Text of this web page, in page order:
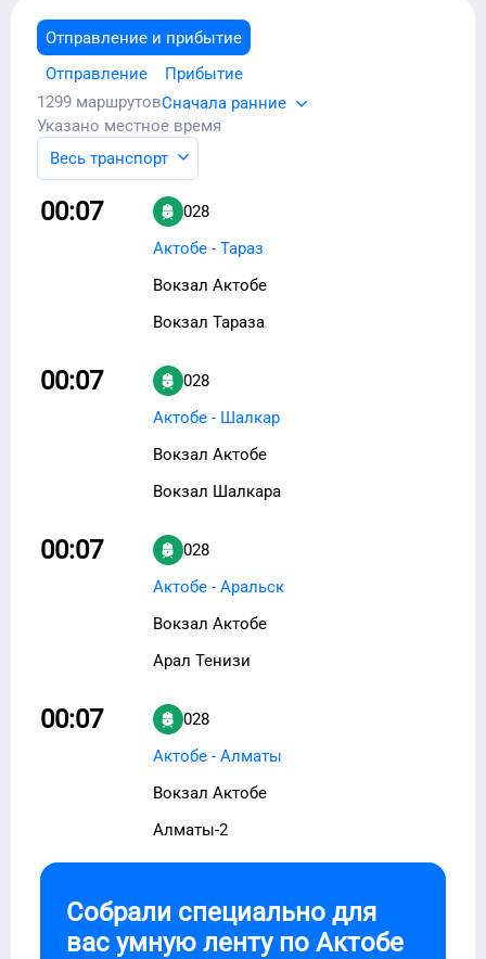
Отправление и прибытие
Отправление
Прибытие
1299 маршрутовСначала ранние
Указано местное время
Весь транспорт
00:07
028
Актобе - Тараз
Вокзал Актобе
Вокзал Тараза
00:07
028
Актобе - Шалкар
Вокзал Актобе
Вокзал Шалкара
00:07
028
Актобе - Аральск
Вокзал Актобе
Арал Тенизи
00:07
028
Актобе - Алматы
Вокзал Актобе
Алматы-2
Собрали специально для
вас умную ленту по Актобе